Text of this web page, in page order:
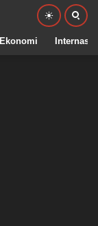
Ekonomi